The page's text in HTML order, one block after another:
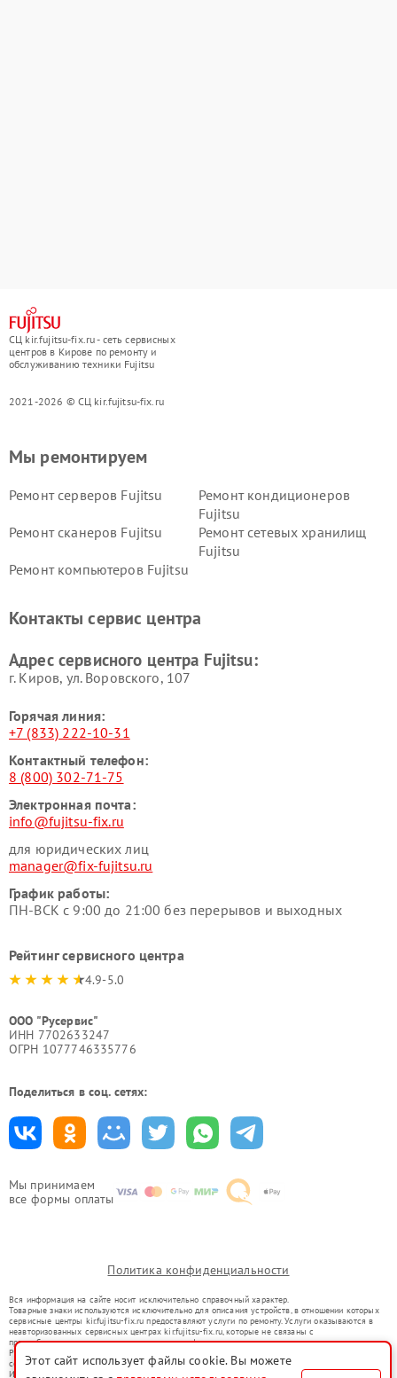
СЦ kir.fujitsu-fix.ru - сеть сервисных
центров в Кирове по ремонту и
обслуживанию техники Fujitsu
2021-2026 © СЦ kir.fujitsu-fix.ru
Мы принимаем
все формы оплаты
Мы ремонтируем
Ремонт серверов Fujitsu
Ремонт кондиционеров
Fujitsu
Ремонт сканеров Fujitsu
Ремонт сетевых хранилищ
Fujitsu
Ремонт компьютеров Fujitsu
Контакты сервис центра
Адрес сервисного центра Fujitsu:
г. Киров, ул. Воровского, 107
Горячая линия:
+7 (833) 222-10-31
Контактный телефон:
8 (800) 302-71-75
Электронная почта:
info@fujitsu-fix.ru
для юридических лиц
manager@fix-fujitsu.ru
График работы:
ПН-ВСК с 9:00 до 21:00 без перерывов и выходных
Рейтинг сервисного центра
4.9-5.0
ООО "Русервис"
ИНН 7702633247
ОГРН 1077746335776
Поделиться в соц. сетях:
Политика конфиденциальности
Вся информация на сайте носит исключительно справочный характер.
Товарные знаки используются исключительно для описания устройств, в отношении которых
сервисные центры kir.fujitsu-fix.ru предоставляют услуги по ремонту. Услуги оказываются в
неавторизованных сервисных центрах kir.fujitsu-fix.ru, которые не связаны с
правообладателями товарных знаков или их официальными представителями.
Ремонт осуществляется для устройств, уже введенных в гражданский оборот в соответствии
со статьей 1487 ГК РФ.
Использование товарных знаков не преследует цели индивидуализации услуг или введения
Этот сайт использует файлы cookie. Вы можете